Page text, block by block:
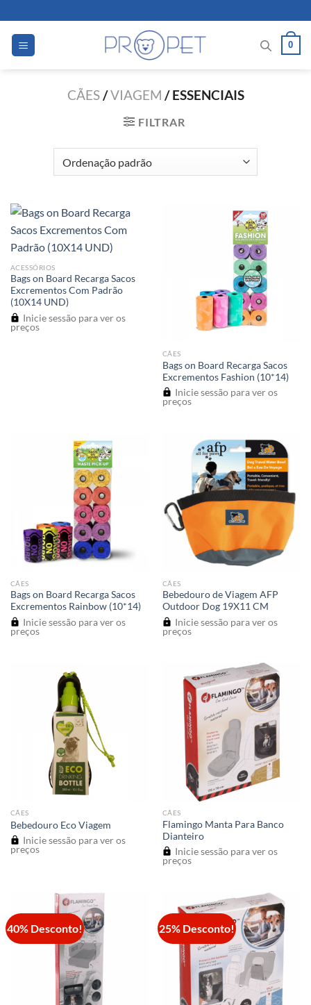
to
content
0
CÃES/VIAGEM /ESSENCIAIS
FILTRAR
ACESSÓRIOS
Bags on Board Recarga Sacos
Excrementos Com Padrão
(10X14 UND)
Inicie sessão para ver os
preços
CÃES
Bags on Board Recarga Sacos
Excrementos Fashion (10*14)
Inicie sessão para ver os
preços
CÃES
Bags on Board Recarga Sacos
Excrementos Rainbow (10*14)
Inicie sessão para ver os
preços
CÃES
Bebedouro de Viagem AFP
Outdoor Dog 19X11 CM
Inicie sessão para ver os
preços
CÃES
Bebedouro Eco Viagem
Inicie sessão para ver os
preços
CÃES
Flamingo Manta Para Banco
Dianteiro
Inicie sessão para ver os
preços
40% Desconto! 25% Desconto!